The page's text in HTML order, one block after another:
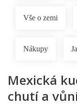
Vše o zemi
Nákupy
Mexická
chutí a